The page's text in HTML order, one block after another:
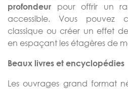
profondeur pour offrir un
accessible. Vous pouvez
classique ou créer un effet
en espaçant les étagères de
Beaux livres et encyclopédies
Les ouvrages grand format